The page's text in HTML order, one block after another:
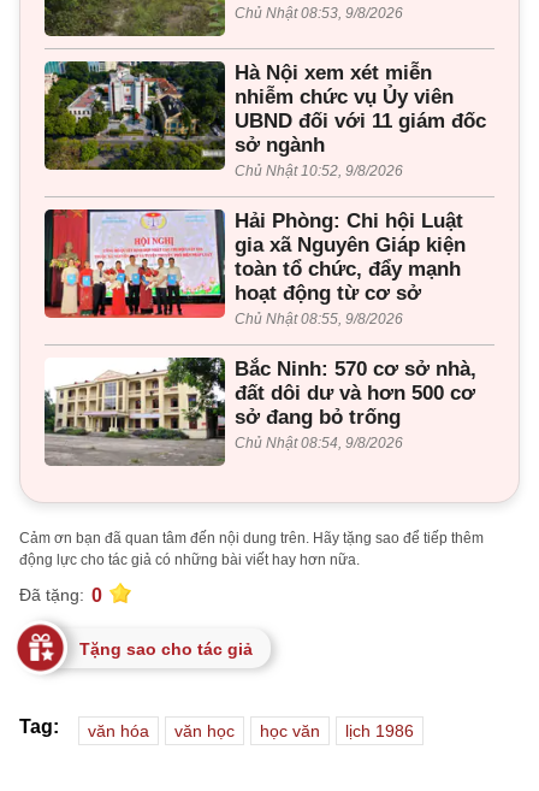
Chủ Nhật 08:53, 9/8/2026
Hà Nội xem xét miễn
nhiễm chức vụ Ủy viên
UBND đối với 11 giám đốc
sở ngành
Chủ Nhật 10:52, 9/8/2026
Hải Phòng: Chi hội Luật
gia xã Nguyên Giáp kiện
toàn tổ chức, đẩy mạnh
hoạt động từ cơ sở
Chủ Nhật 08:55, 9/8/2026
Bắc Ninh: 570 cơ sở nhà,
đất dôi dư và hơn 500 cơ
sở đang bỏ trống
Chủ Nhật 08:54, 9/8/2026
Cảm ơn bạn đã quan tâm đến nội dung trên. Hãy tặng sao để tiếp thêm
động lực cho tác giả có những bài viết hay hơn nữa.
Đã tặng: 0
Tặng sao cho tác giả
Tag: văn hóa văn học học văn lịch 1986